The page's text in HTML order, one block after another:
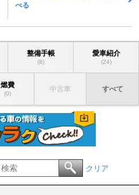
べる
整備手帳
(8)
愛車紹介
(24)
燃費
(0)
中古車 すべて
クリア